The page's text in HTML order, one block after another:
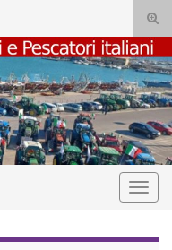
il
di